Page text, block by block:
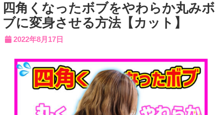
四角くなったボブをやわらか丸みボ
ブに変身させる方法【カット】
2022年8月17日